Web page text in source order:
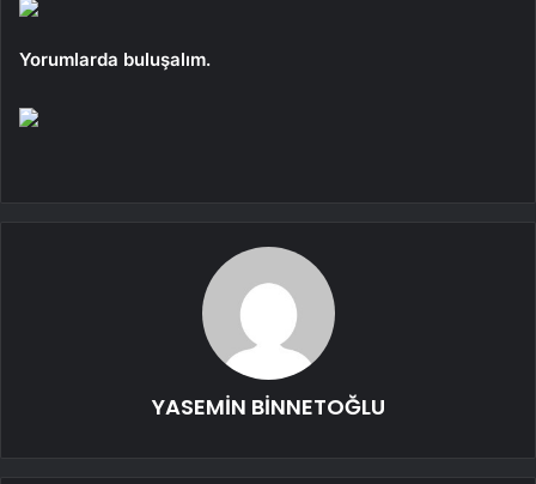
Yorumlarda buluşalım.
YASEMİN BİNNETOĞLU